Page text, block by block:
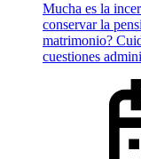
Mucha es la
conservar la
matrimonio?
cuestiones